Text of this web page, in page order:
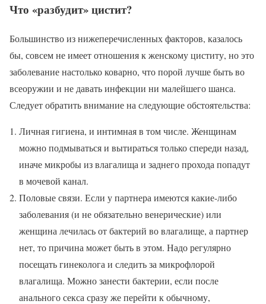
Что «разбудит» цистит?
Большинство из нижеперечисленных факторов, казалось
бы, совсем не имеет отношения к женскому циститу, но это
заболевание настолько коварно, что порой лучше быть во
всеоружии и не давать инфекции ни малейшего шанса.
Следует обратить внимание на следующие обстоятельства:
Личная гигиена, и интимная в том числе. Женщинам
можно подмываться и вытираться только спереди назад,
иначе микробы из влагалища и заднего прохода попадут
в мочевой канал.
Половые связи. Если у партнера имеются какие-либо
заболевания (и не обязательно венерические) или
женщина лечилась от бактерий во влагалище, а партнер
нет, то причина может быть в этом. Надо регулярно
посещать гинеколога и следить за микрофлорой
влагалища. Можно занести бактерии, если после
анального секса сразу же перейти к обычному,